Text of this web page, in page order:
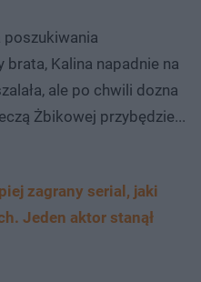
poszukiwania
Kalina napadnie na
ale po chwili dozna
Żbikowej przybędzie...
zagrany serial, jaki
Jeden aktor stanął